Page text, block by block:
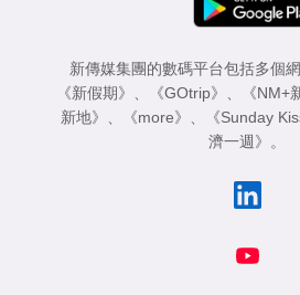
新傳媒集團的數碼平台包括多個
《新假期》 、 《GOtrip》 、 《NM+
新地》 、 《more》 、 《Sunday
濟一週》 。